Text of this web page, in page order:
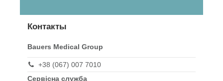
Контакты
Bauers Medical Group
+38 (067) 007 7010
Сервісна служба